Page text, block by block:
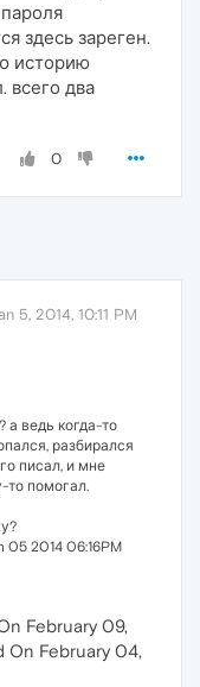
здесь зареген.
историю
всего два
0
5, 2014, 10:11 PM
а ведь когда-то
разбирался
писал, и мне
то помогал.
05 2014 06:16PM
February 09,
On February 04,